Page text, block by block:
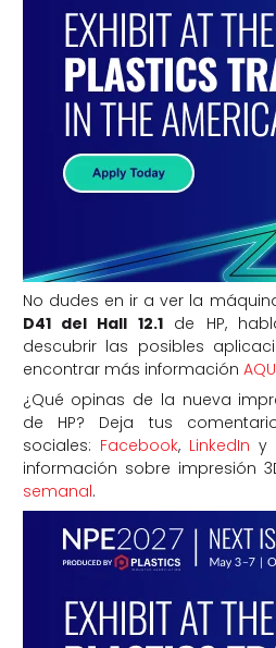
No dudes en ir a ver la
D41 del Hall 12.1de HP,
descubrir las posibles
encontrar más información
¿Qué opinas de la nueva
de HP? Deja tus
sociales: Facebook, LinkedIn y
información sobre impresión
semanal.